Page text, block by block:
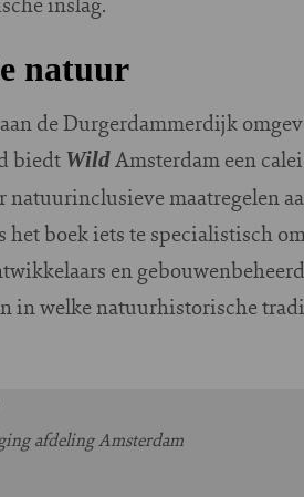
natuur
de Durgerdammerdijk
biedt WildAmsterdam een
natuurinclusieve maatregelen
boek iets te specialistisch
en
in welke natuurhistorische
afdeling Amsterdam